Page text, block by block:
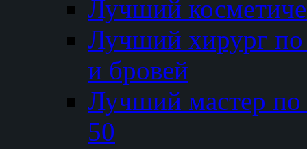
Лучший
Лучший хирург по
и бровей
Лучший мастер
50